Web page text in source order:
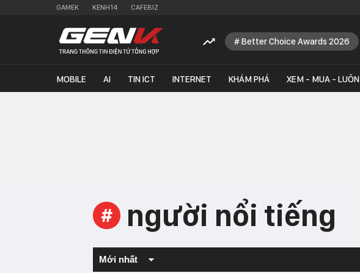
GAMEK KENH14 CAFEBIZ
Better Choice Awards 2026
MOBILE AI TIN ICT INTERNET KHÁM PHÁ XEM - MUA - LUÔN
# người nổi tiếng
Mới nhất